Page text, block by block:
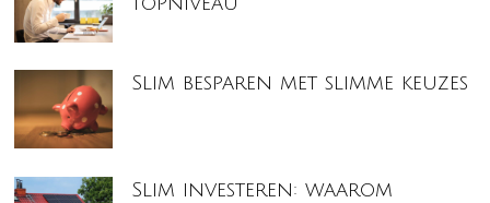
Slim besparen met slimme keuzes
Slim investeren: waarom